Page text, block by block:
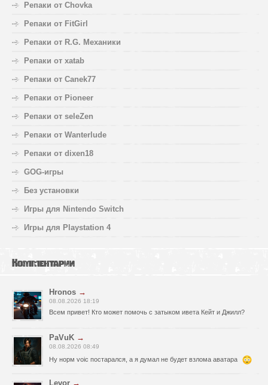
Репаки от Chovka
Репаки от FitGirl
Репаки от R.G. Механики
Репаки от xatab
Репаки от Canek77
Репаки от Pioneer
Репаки от seleZen
Репаки от Wanterlude
Репаки от dixen18
GOG-игры
Без установки
Игры для Nintendo Switch
Игры для Playstation 4
Комментарии
Hronos →
08.08.2026 18:19
Всем привет! Кто может помочь с затыком ивета Кейт и Джилл?
PaVuK →
08.08.2026 08:49
Ну норм voic постарался, а я думал не будет взлома аватара
Levor →